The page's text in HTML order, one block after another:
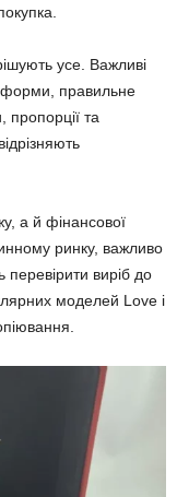
усе. Важливі
форми, правильне
пропорції та
а й фінансової
ринку, важливо
перевірити виріб до
моделей Love і